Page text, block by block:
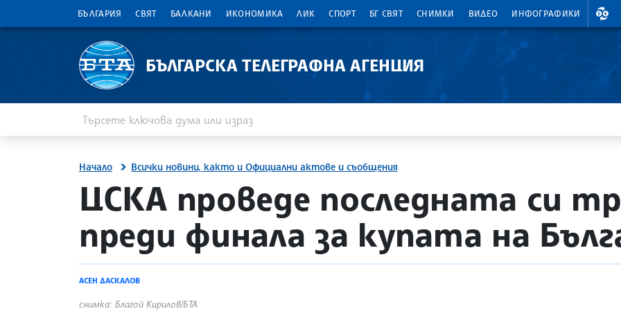
БЪЛГАРИЯ СВЯТ БАЛКАНИ ИКОНОМИКА ЛИК СПОРТ БГ СВЯТ СНИМКИ ВИДЕО ИНФОГРАФИКИ
БЪЛГАРСКА ТЕЛЕГРАФНА АГЕНЦИЯ
Начало Всички новини, както и Официални актове и съобщения
site.bta
ЦСКА проведе последната си
преди финала за купата на
АСЕН ДАСКАЛОВ
снимка: Благой Кирилов/БТА